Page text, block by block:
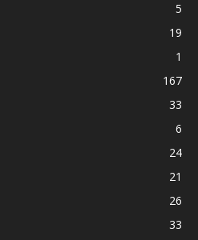
5
19
1
167
33
6
24
21
26
33